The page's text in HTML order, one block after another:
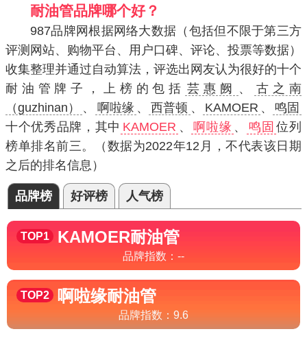
耐油管品牌哪个好？
987品牌网根据网络大数据（包括但不限于第三方
评测网站、购物平台、用户口碑、评论、投票等数据）
收集整理并通过自动算法，评选出网友认为很好的十个
耐油管牌子，上榜的包括 芸惠阙 、
古之南
（guzhinan）
、 啊啦缘 、 西普顿 、 KAMOER 、
鸣固
十个优秀品牌，其中 KAMOER 、 啊啦缘 、 鸣固 位列
榜单排名前三。（数据为2022年12月，不代表该日期
之后的排名信息）
品牌榜 好评榜 人气榜
TOP1 KAMOER耐油管
品牌指数： --
TOP2 啊啦缘耐油管
品牌指数： 9.6